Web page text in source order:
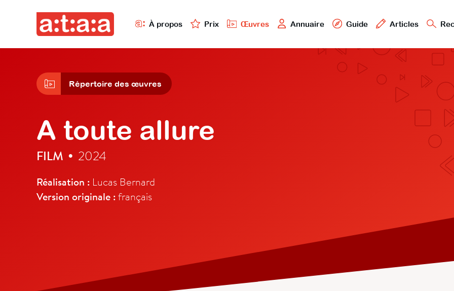
À propos Prix Œuvres Annuaire Guide Articles
Répertoire des œuvres
A toute allure
FILM • 2024
Réalisation : Lucas Bernard
Version originale :français